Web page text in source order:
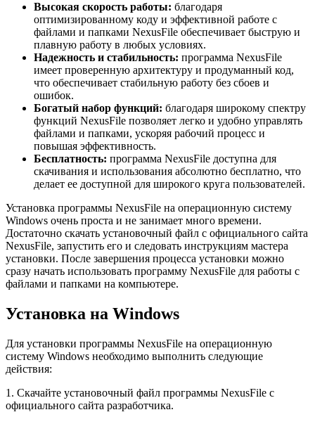
Высокая скорость работы: благодаря
оптимизированному коду и эффективной работе с
файлами и папками NexusFile обеспечивает быструю и
плавную работу в любых условиях.
Надежность и стабильность: программа NexusFile
имеет проверенную архитектуру и продуманный код,
что обеспечивает стабильную работу без сбоев и
ошибок.
Богатый набор функций: благодаря широкому спектру
функций NexusFile позволяет легко и удобно управлять
файлами и папками, ускоряя рабочий процесс и
повышая эффективность.
Бесплатность: программа NexusFile доступна для
скачивания и использования абсолютно бесплатно, что
делает ее доступной для широкого круга пользователей.
Установка программы NexusFile на операционную систему
Windows очень проста и не занимает много времени.
Достаточно скачать установочный файл с официального сайта
NexusFile, запустить его и следовать инструкциям мастера
установки. После завершения процесса установки можно
сразу начать использовать программу NexusFile для работы с
файлами и папками на компьютере.
Установка на Windows
Для установки программы NexusFile на операционную
систему Windows необходимо выполнить следующие
действия:
1. Скачайте установочный файл программы NexusFile с
официального сайта разработчика.